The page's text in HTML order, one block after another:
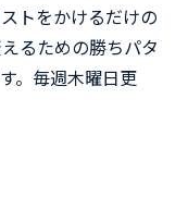
トをかけるだけの
るための勝ちパタ
。毎週木曜日更